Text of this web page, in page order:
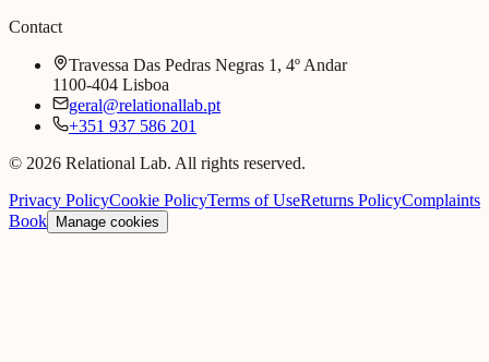
Contact
Travessa Das Pedras Negras 1, 4º Andar
1100-404 Lisboa
geral@relationallab.pt
+351 937 586 201
© 2026 Relational Lab. All rights reserved.
Privacy PolicyCookie PolicyTerms of UseReturns PolicyComplaints
Book
Manage cookies